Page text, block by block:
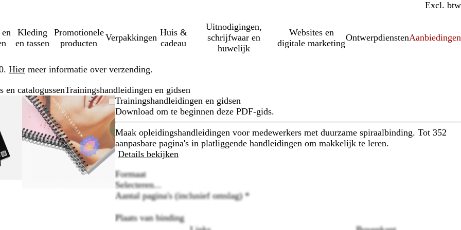
Incl. btw
Excl. btw
Kleding
en tassen
Promotionele
producten
Verpakkingen
Huis &
cadeau
Uitnodigingen,
schrijfwaar en
huwelijk
Websites en
digitale marketing
OntwerpdienstenAanbiedingen
Hier meer informatie over verzending.
en catalogussenTrainingshandleidingen en gidsen
Zoombare
afbeelding
Gezoomd
tot
minimum
Klik
om
uit
vouwen
Gebruik
plus-
en
mintoetsen
om
te
zoomen
pijltjestoetsen
Trainingshandleidingen en gidsen
Download om te beginnen deze PDF-gids.
Maak opleidingshandleidingen voor medewerkers met duurzame spiraalbinding. Tot 352
aanpasbare pagina's in platliggende handleidingen om makkelijk te leren.
Details bekijken
Formaat
Selecteren...
Aantal pagina's (inclusief omslag)*
Plaats van binding